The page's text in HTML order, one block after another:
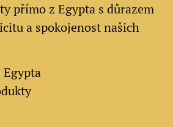
přímo z Egypta s důrazem
a spokojenost našich